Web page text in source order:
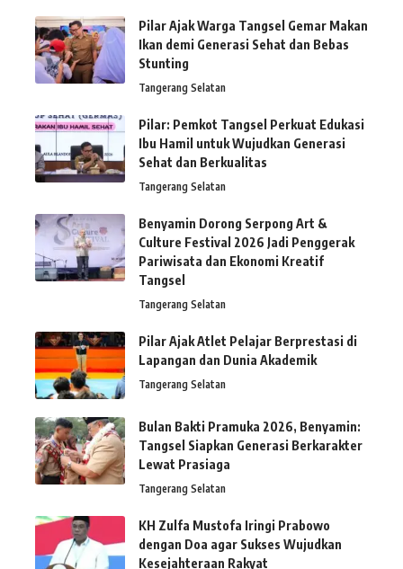
Pilar Ajak Warga Tangsel Gemar Makan
Ikan demi Generasi Sehat dan Bebas
Stunting
Tangerang Selatan
Pilar: Pemkot Tangsel Perkuat Edukasi
Ibu Hamil untuk Wujudkan Generasi
Sehat dan Berkualitas
Tangerang Selatan
Benyamin Dorong Serpong Art &
Culture Festival 2026 Jadi Penggerak
Pariwisata dan Ekonomi Kreatif
Tangsel
Tangerang Selatan
Pilar Ajak Atlet Pelajar Berprestasi di
Lapangan dan Dunia Akademik
Tangerang Selatan
Bulan Bakti Pramuka 2026, Benyamin:
Tangsel Siapkan Generasi Berkarakter
Lewat Prasiaga
Tangerang Selatan
KH Zulfa Mustofa Iringi Prabowo
dengan Doa agar Sukses Wujudkan
Kesejahteraan Rakyat